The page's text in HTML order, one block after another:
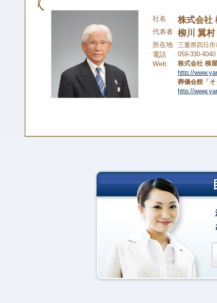
社名 株式会社
代表者 柳川 翼村
所在地 三重県四日
電話 059-330-4040
Web
株式会社 柳
http://
葬儀会館「
http://